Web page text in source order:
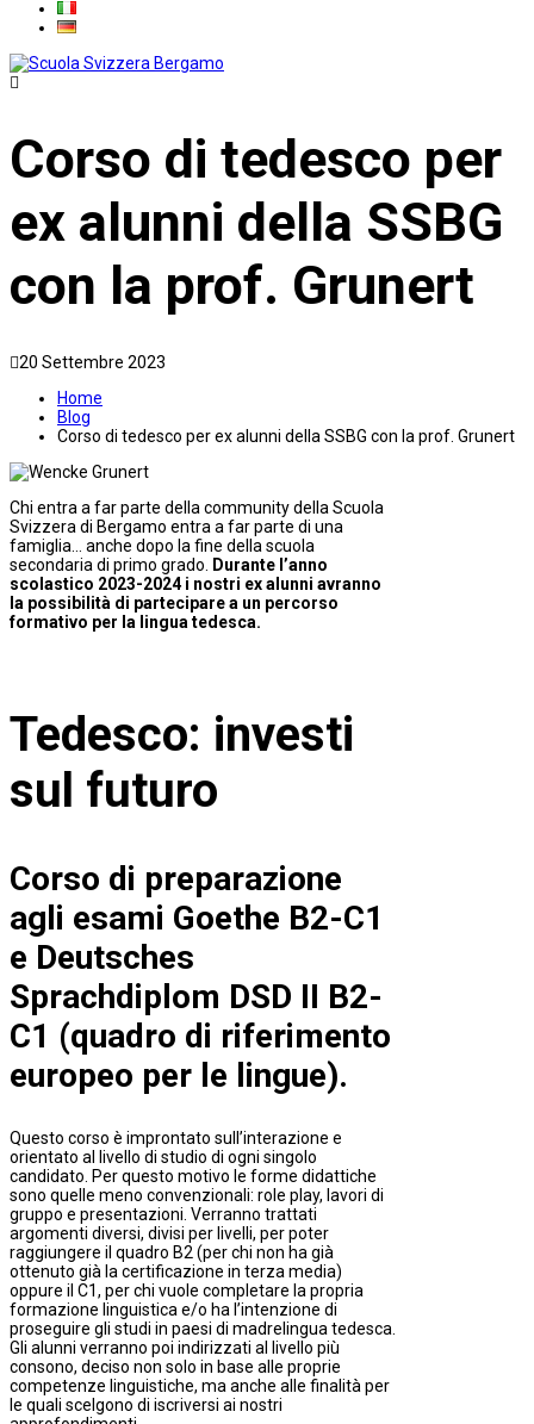
Corso di tedesco per
ex alunni della SSBG
con la prof. Grunert
20 Settembre 2023
Home
Blog
Corso di tedesco per ex alunni della SSBG con la prof. Grunert
Chi entra a far parte della community della Scuola
Svizzera di Bergamo entra a far parte di una
famiglia… anche dopo la fine della scuola
secondaria di primo grado. Durante l’anno
scolastico 2023-2024 i nostri ex alunni avranno
la possibilità di partecipare a un percorso
formativo per la lingua tedesca.
Tedesco: investi
sul futuro
Corso di preparazione
agli esami Goethe B2-C1
e Deutsches
Sprachdiplom DSD II B2-
C1 (quadro di riferimento
europeo per le lingue).
Questo corso è improntato sull’interazione e
orientato al livello di studio di ogni singolo
candidato. Per questo motivo le forme didattiche
sono quelle meno convenzionali: role play, lavori di
gruppo e presentazioni. Verranno trattati
argomenti diversi, divisi per livelli, per poter
raggiungere il quadro B2 (per chi non ha già
ottenuto già la certificazione in terza media)
oppure il C1, per chi vuole completare la propria
formazione linguistica e/o ha l’intenzione di
proseguire gli studi in paesi di madrelingua tedesca.
Gli alunni verranno poi indirizzati al livello più
consono, deciso non solo in base alle proprie
competenze linguistiche, ma anche alle finalità per
le quali scelgono di iscriversi ai nostri